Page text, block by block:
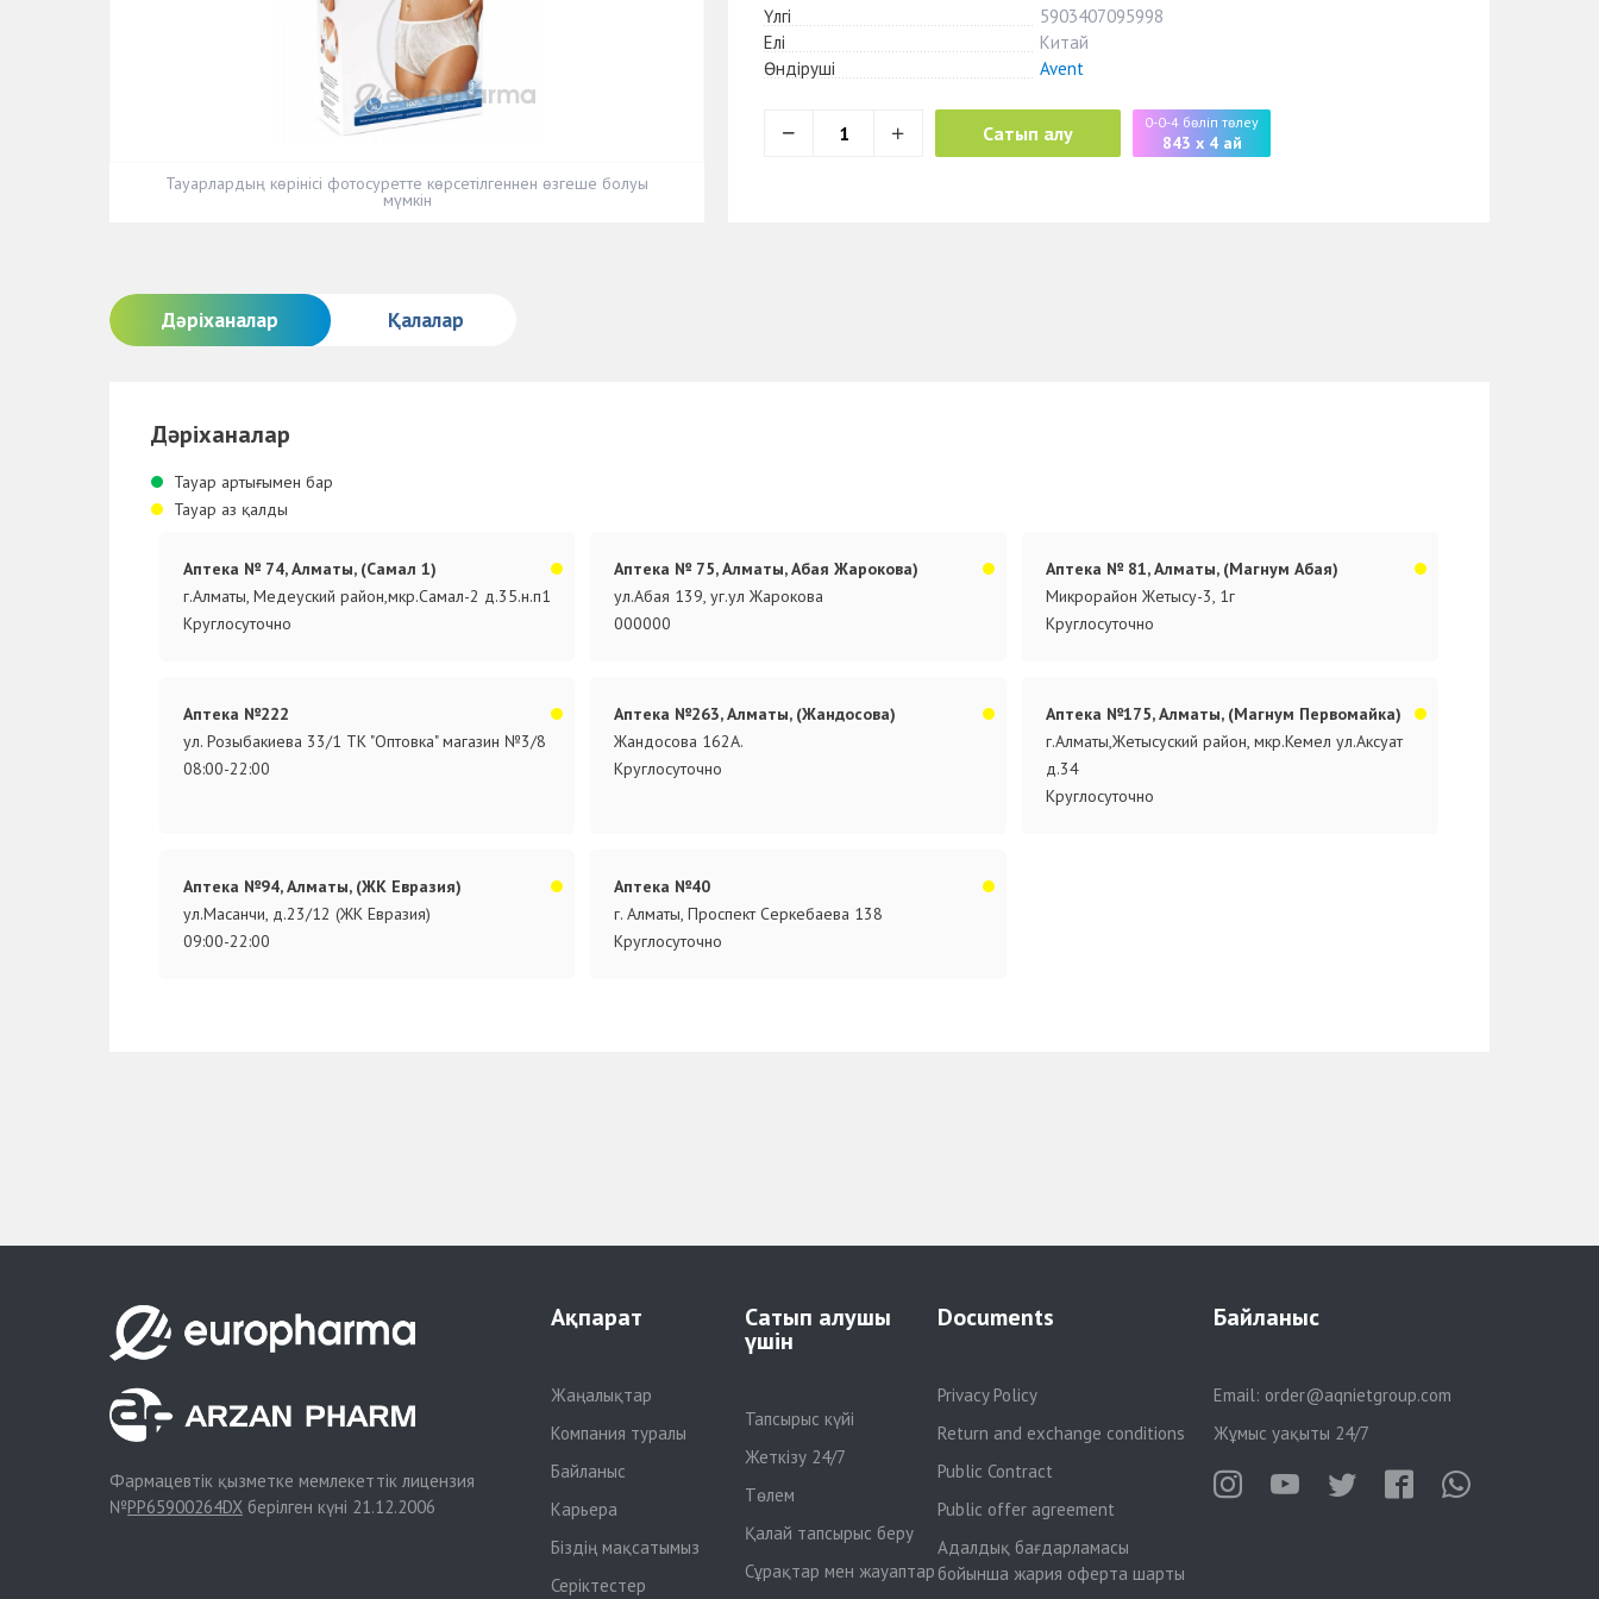
Тауарлардың көрінісі фотосуретте көрсетілгеннен өзгеше болуы
мүмкін
Үлгі
5903407095998
Елі
Китай
Өндіруші
Avent
Сатып алу 0-0-4 бөліп төлеу
843 x 4 ай
Дәріханалар Қалалар
Дәріханалар
Тауар артығымен бар
Тауар аз қалды
Аптека № 74, Алматы, (Самал 1)
г.Алматы, Медеуский район,мкр.Самал-2 д.35.н.п1
Круглосуточно
Аптека № 75, Алматы, Абая Жарокова)
ул.Абая 139, уг.ул Жарокова
000000
Аптека № 81, Алматы, (Магнум Абая)
Микрорайон Жетысу-3, 1г
Круглосуточно
Аптека №222
ул. Розыбакиева 33/1 ТК "Оптовка" магазин №3/8
08:00-22:00
Аптека №263, Алматы, (Жандосова)
Жандосова 162А.
Круглосуточно
Аптека №175, Алматы, (Магнум Первомайка)
г.Алматы,Жетысуский район, мкр.Кемел ул.Аксуат
д.34
Круглосуточно
Аптека №94, Алматы, (ЖК Евразия)
ул.Масанчи, д.23/12 (ЖК Евразия)
09:00-22:00
Аптека №40
г. Алматы, Проспект Серкебаева 138
Круглосуточно
Фармацевтік қызметке мемлекеттік лицензия
№PP65900264DX берілген күні 21.12.2006
Ақпарат
Жаңалықтар
Компания туралы
Байланыс
Карьера
Біздің мақсатымыз
Серіктестер
Сатып алушы
үшін
Тапсырыс күйі
Жеткізу 24/7
Төлем
Қалай тапсырыс беру
Сұрақтар мен жауаптар
Documents
Privacy Policy
Return and exchange conditions
Public Contract
Public offer agreement
Адалдық бағдарламасы
бойынша жария оферта шарты
Байланыс
Email: order@aqnietgroup.com
Жұмыс уақыты 24/7